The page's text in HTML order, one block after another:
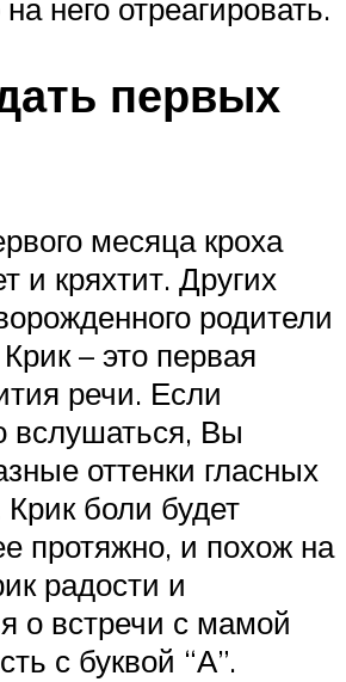
него отреагировать.
первых
месяца кроха
и кряхтит. Других
родители
– это первая
речи. Если
вслушаться, Вы
оттенки гласных
Крик боли будет
протяжно, и похож на
радости и
о встречи с мамой
с буквой “А”.